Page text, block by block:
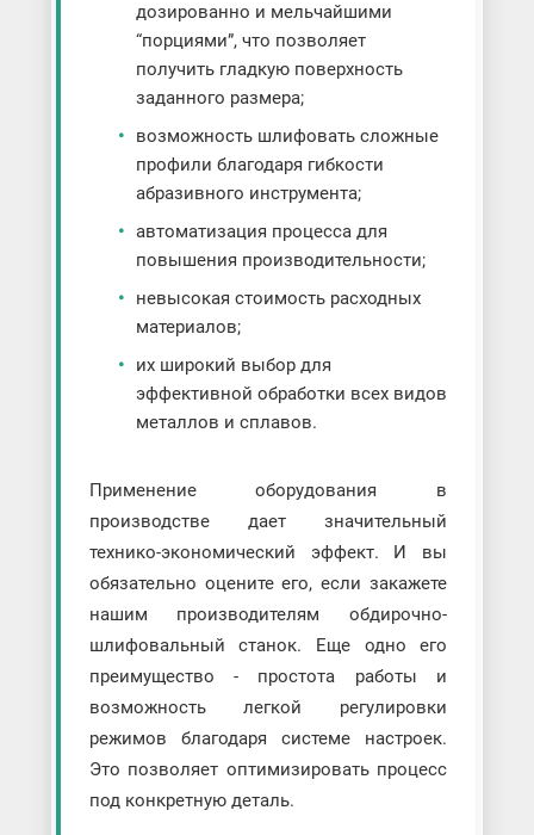
дозированно и мельчайшими
“порциями”, что позволяет
получить гладкую поверхность
заданного размера;
возможность шлифовать сложные
профили благодаря гибкости
абразивного инструмента;
автоматизация процесса для
повышения производительности;
невысокая стоимость расходных
материалов;
их широкий выбор для
эффективной обработки всех видов
металлов и сплавов.
Применение оборудования в
производстве дает значительный
технико-экономический эффект. И вы
обязательно оцените его, если закажете
нашим производителям обдирочно-
шлифовальный станок. Еще одно его
преимущество - простота работы и
возможность легкой регулировки
режимов благодаря системе настроек.
Это позволяет оптимизировать процесс
под конкретную деталь.